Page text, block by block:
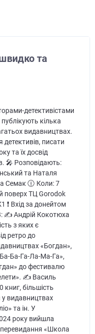
та
детективістами
кілька
видавництвах.
детективів, писати
та їх досвід
🎤 Розповідають:
та Наталя
Семак 🕧 Коли: 7
поверх ТЦ Gorodok
❗️ Вхід за донейтом
✍️ Андрій Кокотюха
з яких є
ретро до
«Богдан»,
Ба-Га-Ла-Ма-Га»,
до фестивалю
✍️ Василь
більшість
у видавництвах
та ін. У
року вийшла
перевидання «Школа